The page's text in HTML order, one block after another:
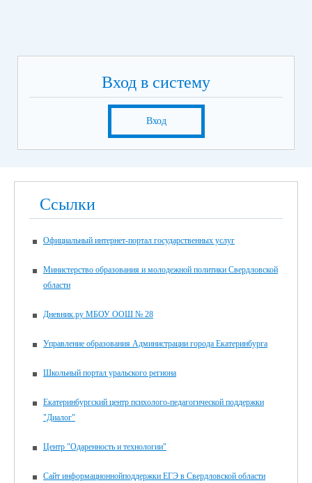
Вход в систему
Вход
Ссылки
Официальный интернет-портал государственных услуг
Министерство образования и молодежной политики Свердловской
области
Дневник.ру МБОУ ООШ № 28
Управление образования Администрации города Екатеринбурга
Школьный портал уральского региона
Екатеринбургский центр психолого-педагогической поддержки
"Диалог"
Центр "Одаренность и технологии"
Сайт информационнойподдержки ЕГЭ в Свердловской области